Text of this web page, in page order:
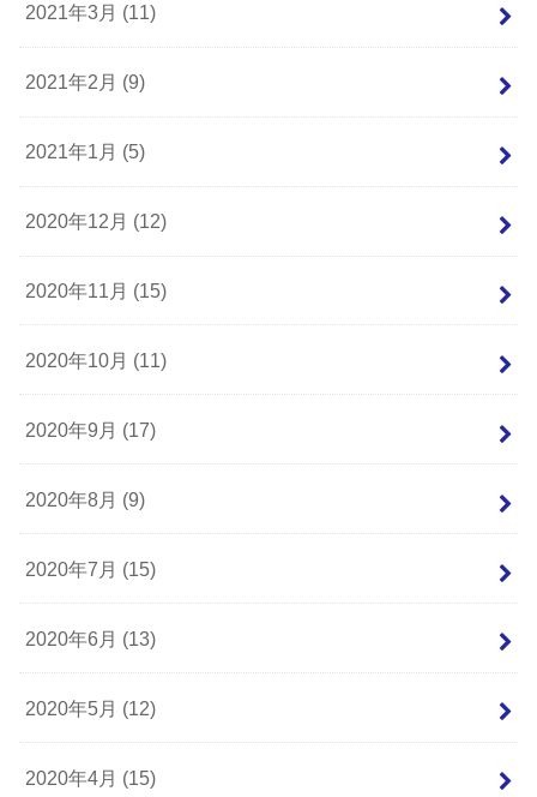
2021年3月 (11)
2021年2月 (9)
2021年1月 (5)
2020年12月 (12)
2020年11月 (15)
2020年10月 (11)
2020年9月 (17)
2020年8月 (9)
2020年7月 (15)
2020年6月 (13)
2020年5月 (12)
2020年4月 (15)